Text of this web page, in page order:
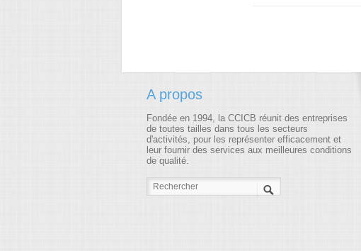
A propos
Fondée en 1994, la CCICB réunit des entreprises
de toutes tailles dans tous les secteurs
d'activités, pour les représenter efficacement et
leur fournir des services aux meilleures conditions
de qualité.